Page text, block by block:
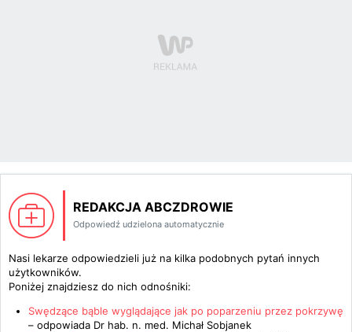
REDAKCJA ABCZDROWIE
Odpowiedź udzielona automatycznie
Nasi lekarze odpowiedzieli już na kilka podobnych pytań innych
użytkowników.
Poniżej znajdziesz do nich odnośniki:
Swędzące bąble wyglądające jak po poparzeniu przez pokrzywę
– odpowiada Dr hab. n. med. Michał Sobjanek